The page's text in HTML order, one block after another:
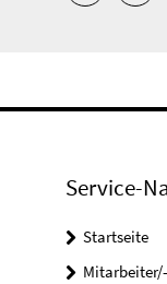
Service-
Startseite